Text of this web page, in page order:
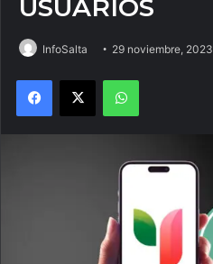
USUARIOS
InfoSalta 29 noviembre, 2023
Facebook
X WhatsApp